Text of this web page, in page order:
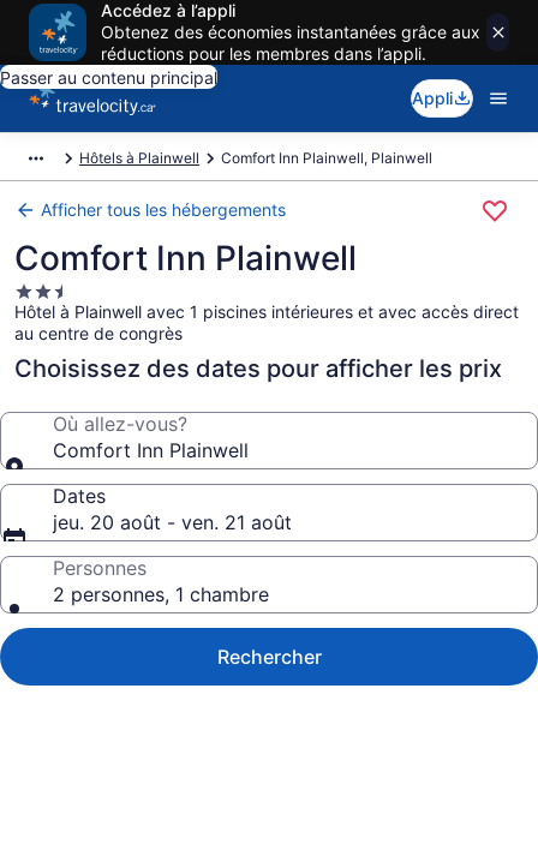
Accédez à l’appli
Obtenez des économies instantanées grâce aux
réductions pour les membres dans l’appli.
Passer au contenu principal
Appli
Hôtels à Plainwell Comfort Inn Plainwell, Plainwell
Afficher tous les hébergements
Comfort Inn Plainwell
Hébergement
2.5 étoiles
Hôtel à Plainwell avec 1 piscines intérieures et avec accès direct
au centre de congrès
Choisissez des dates pour afficher les prix
Où allez-vous?
Comfort Inn Plainwell
Dates
jeu. 20 août - ven. 21 août
Personnes
2 personnes, 1 chambre
Rechercher